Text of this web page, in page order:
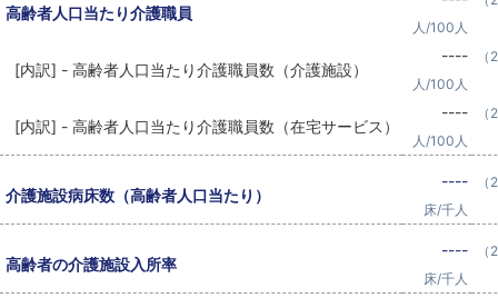
高齢者人口当たり介護職員
人/100人
[内訳] - 高齢者人口当たり介護職員数（介護施設）
----
人/100人
[内訳] - 高齢者人口当たり介護職員数（在宅サービス）
----
人/100人
介護施設病床数（高齢者人口当たり）
----
床/千人
高齢者の介護施設入所率
----
床/千人